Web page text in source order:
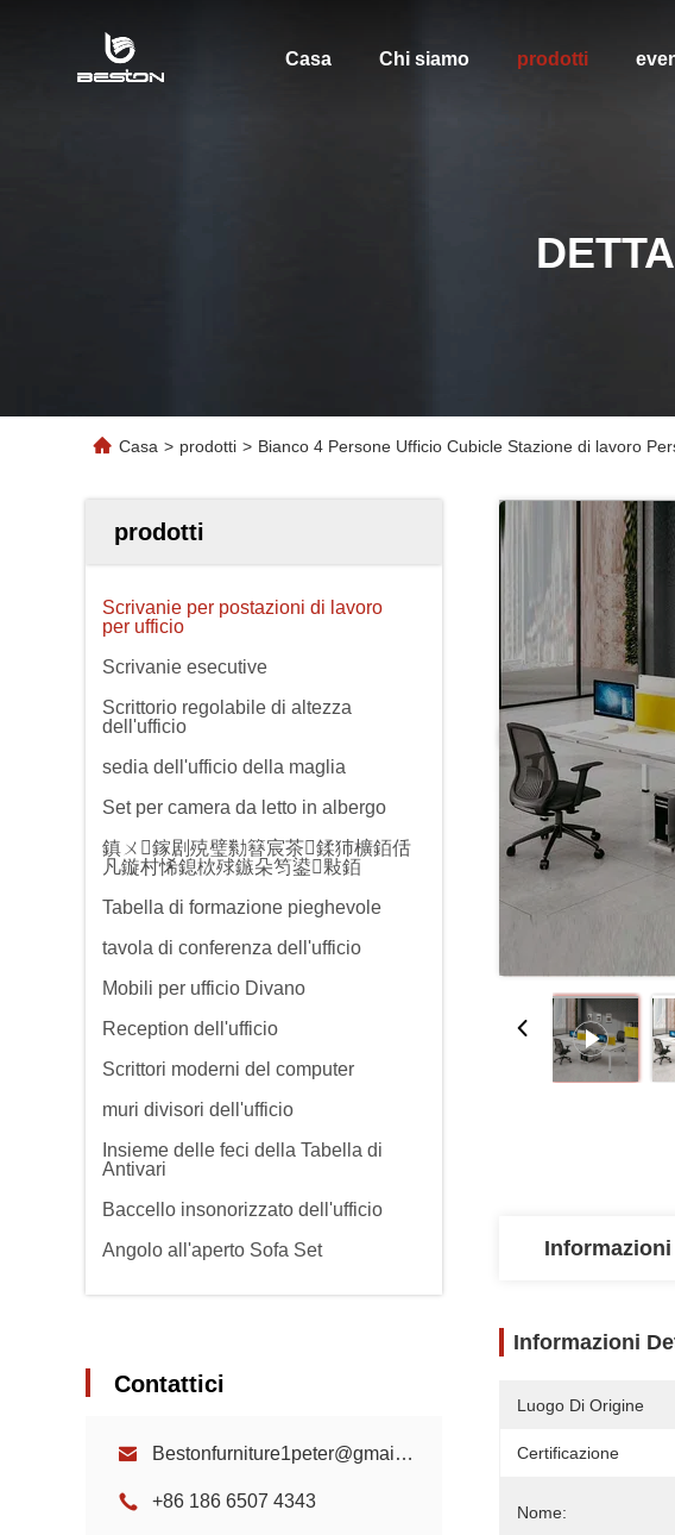
Casa Chi siamo prodotti
Casa > prodotti > Bianco 4 Persone Ufficio Cubicle Stazione di lavoro
prodotti
Scrivanie per postazioni di lavoro
per ufficio
Scrivanie esecutive
Scrittorio regolabile di altezza
dell'ufficio
sedia dell'ufficio della maglia
Set per camera da letto in albergo
鎮ㄨ鎵剧殑璧勬簮宸茶鍒犻櫎銆佸
凡鏇村悕鎴栨殏鏃朵笉鍙敤銆
Tabella di formazione pieghevole
tavola di conferenza dell'ufficio
Mobili per ufficio Divano
Reception dell'ufficio
Scrittori moderni del computer
muri divisori dell'ufficio
Insieme delle feci della Tabella di
Antivari
Baccello insonorizzato dell'ufficio
Angolo all'aperto Sofa Set
Contattici
Bestonfurniture1peter@gmail.com
+86 186 6507 4343
Informazioni
Luogo Di Origine
Certificazione
Nome: